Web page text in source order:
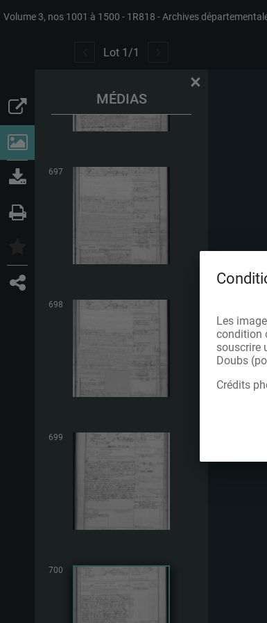
Volume 3, nos 1001 à 1500 1R818 Archives
Lot 1 /1
MÉDIAS
×
697
698
699
700
Les
condition
souscrire
Doubs
Crédits